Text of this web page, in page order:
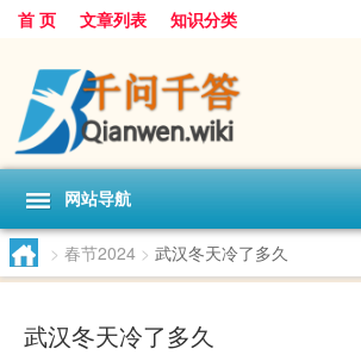
首 页 文章列表 知识分类
网站导航
> 春节2024 > 武汉冬天冷了多久
武汉冬天冷了多久